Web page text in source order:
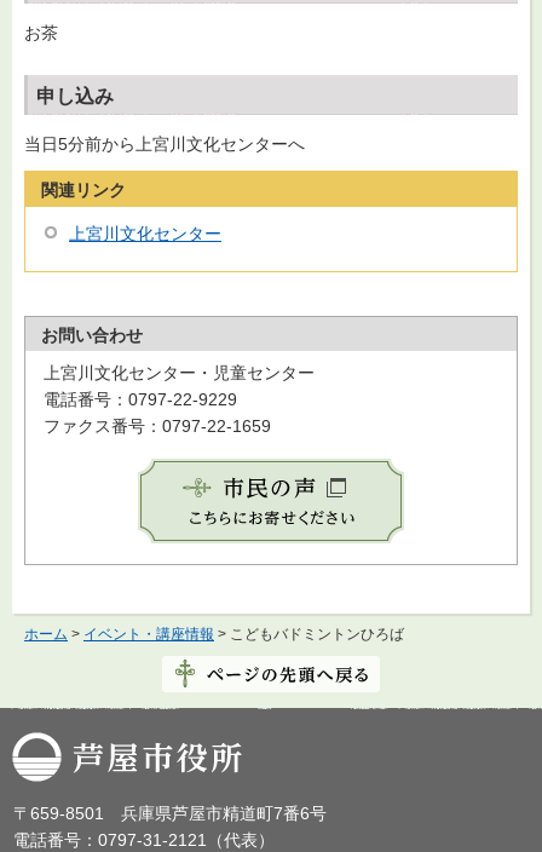
お茶
申し込み
当日5分前から上宮川文化センターへ
関連リンク
上宮川文化センター
お問い合わせ
上宮川文化センター・児童センター
電話番号：0797-22-9229
ファクス番号：0797-22-1659
ホーム > イベント・講座情報 > こどもバドミントンひろば
芦屋市役所
〒659-8501 兵庫県芦屋市精道町7番6号
電話番号：0797-31-2121（代表）